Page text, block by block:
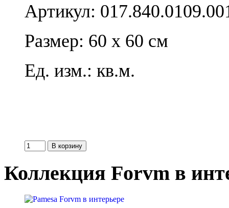
Артикул:
Размер: 60 x 60 см
Ед. изм.: кв.м.
Коллекция Forvm в